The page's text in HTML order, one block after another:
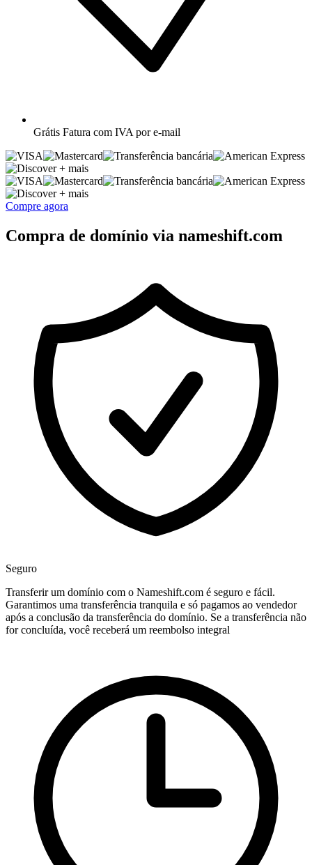
Grátis Fatura com IVA por e-mail
+ mais
+ mais
Compre agora
Compra de domínio via nameshift.com
Seguro
Transferir um domínio com o Nameshift.com é seguro e fácil.
Garantimos uma transferência tranquila e só pagamos ao vendedor
após a conclusão da transferência do domínio. Se a transferência não
for concluída, você receberá um reembolso integral